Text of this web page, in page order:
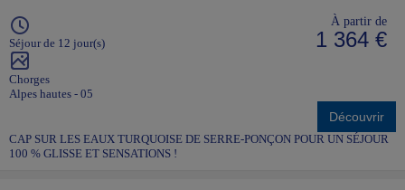
Séjour de 12 jour(s)
Chorges
Alpes hautes - 05
À partir de
1 364 €
Découvrir
CAP SUR LES EAUX TURQUOISE DE SERRE-PONÇON POUR UN SÉJOUR
100 % GLISSE ET SENSATIONS !